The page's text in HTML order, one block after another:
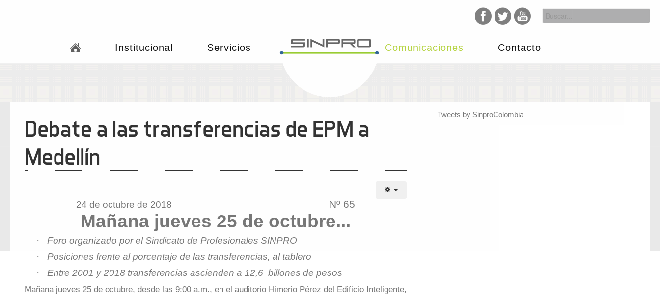
Institucional Servicios Comunicaciones Contacto
Debate a las transferencias de EPM a
Medellín
24 de octubre de 2018 Nº 65
Mañana jueves 25 de octubre...
·
Foro organizado por el Sindicato de Profesionales SINPRO
·
Posiciones frente al porcentaje de las transferencias, al tablero
·
Entre 2001 y 2018 transferencias ascienden a 12,6 billones de pesos
Mañana jueves 25 de octubre, desde las 9:00 a.m., en el auditorio Himerio Pérez del Edificio Inteligente,
Tweets by SinproColombia